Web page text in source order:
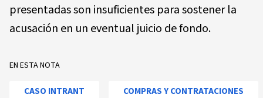
presentadas son insuficientes para sostener la
acusación en un eventual juicio de fondo.
EN ESTA NOTA
CASO INTRANT COMPRAS Y CONTRATACIONES